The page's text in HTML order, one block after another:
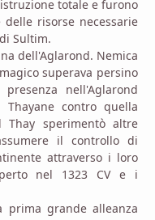
totale e furono
risorse necessarie
Sultim.
dell'Aglarond. Nemica
superava persino
nell'Aglarond
contro quella
sperimentò altre
il controllo di
attraverso i loro
nel 1323 CV e i
prima grande alleanza